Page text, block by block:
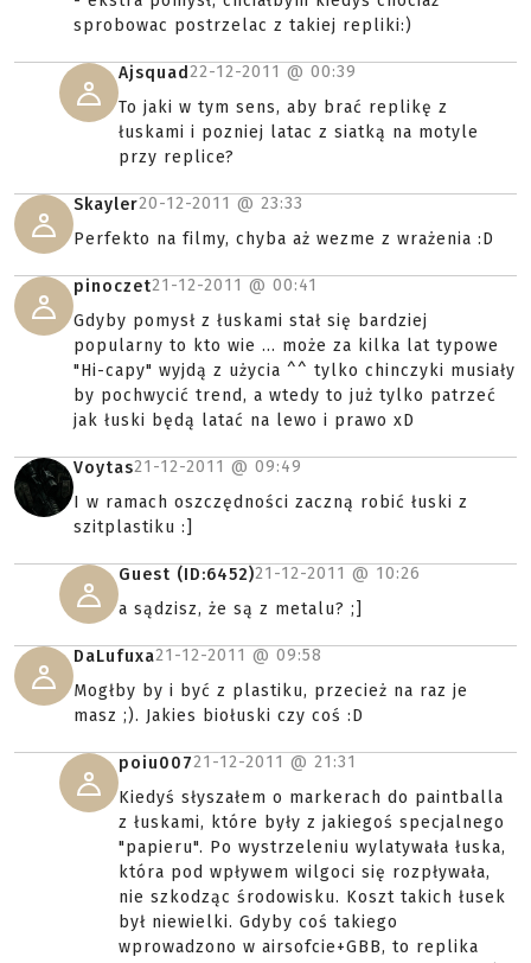
sprobowac postrzelac z takiej repliki:)
Ajsquad22-12-2011 @ 00:39
To jaki w tym sens, aby brać replikę z
łuskami i pozniej latac z siatką na motyle
przy replice?
Skayler20-12-2011 @ 23:33
Perfekto na filmy, chyba aż wezme z wrażenia :D
pinoczet21-12-2011 @ 00:41
Gdyby pomysł z łuskami stał się bardziej
popularny to kto wie ... może za kilka lat typowe
"Hi-capy" wyjdą z użycia ^^ tylko chinczyki musiały
by pochwycić trend, a wtedy to już tylko patrzeć
jak łuski będą latać na lewo i prawo xD
Voytas21-12-2011 @ 09:49
I w ramach oszczędności zaczną robić łuski z
szitplastiku :]
Guest (ID:6452)21-12-2011 @ 10:26
a sądzisz, że są z metalu? ;]
DaLufuxa21-12-2011 @ 09:58
Mogłby by i być z plastiku, przecież na raz je
masz ;). Jakies biołuski czy coś :D
poiu00721-12-2011 @ 21:31
Kiedyś słyszałem o markerach do paintballa
z łuskami, które były z jakiegoś specjalnego
"papieru". Po wystrzeleniu wylatywała łuska,
która pod wpływem wilgoci się rozpływała,
nie szkodząc środowisku. Koszt takich łusek
był niewielki. Gdyby coś takiego
wprowadzono w airsofcie+GBB, to replika